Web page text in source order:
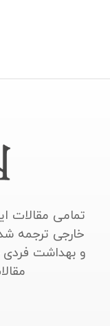
تمامی مقالات
خارجی ترجمه
و بهداشت فردی